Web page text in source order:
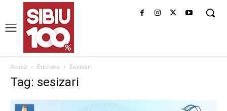
Acasă Etichete Sesizari
Tag: sesizari